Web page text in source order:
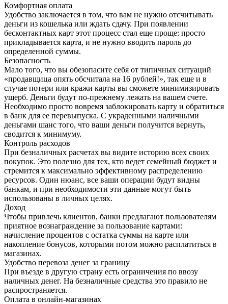
Комфортная оплата
Удобство заключается в том, что вам не нужно отсчитывать
деньги из кошелька или ждать сдачу. При появлении
бесконтактных карт этот процесс стал еще проще: просто
прикладывается карта, и не нужно вводить пароль до
определенной суммы.
Безопасность
Мало того, что вы обезопасите себя от типичных ситуаций
«продавщица опять обсчитала на 16 рублей!», так еще и в
случае потери или кражи карты вы сможете минимизировать
ущерб. Деньги будут по-прежнему лежать на вашем счете.
Необходимо просто вовремя заблокировать карту и обратиться
в банк для ее перевыпуска. С украденными наличными
деньгами шанс того, что ваши деньги получится вернуть,
сводится к минимуму.
Контроль расходов
При безналичных расчетах вы видите историю всех своих
покупок. Это полезно для тех, кто ведет семейный бюджет и
стремится к максимально эффективному распределению
ресурсов. Один нюанс, все ваши операции будут видны
банкам, и при необходимости эти данные могут быть
использованы в личных целях.
Доход
Чтобы привлечь клиентов, банки предлагают пользователям
приятное вознаграждение за пользование картами:
начисление процентов с остатка суммы на карте или
накопление бонусов, которыми потом можно расплатиться в
магазинах.
Удобство перевоза денег за границу
При въезде в другую страну есть ограничения по ввозу
наличных денег. На безналичные средства это правило не
распространяется.
Оплата в онлайн-магазинах